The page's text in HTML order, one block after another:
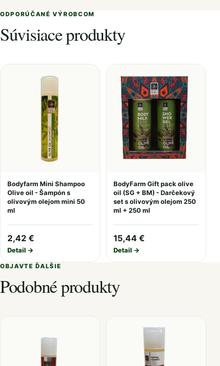
ODPORÚČANÉ VÝROBCOM
Súvisiace produkty
Bodyfarm Mini Shampoo
Olive oil - Šampón s
olivovým olejom mini 50
ml
2,42 €
Detail →
BodyFarm Gift pack olive
oil (SG + BM) - Darčekový
set s olivovým olejom 250
ml + 250 ml
15,44 €
Detail →
OBJAVTE ĎALŠIE
Podobné produkty